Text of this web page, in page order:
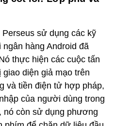
sử dụng các kỹ
hàng Android đã
thực hiện các cuộc tấn
diện giả mạo trên
và tiền điện tử hợp pháp,
của người dùng trong
nó còn sử dụng phương